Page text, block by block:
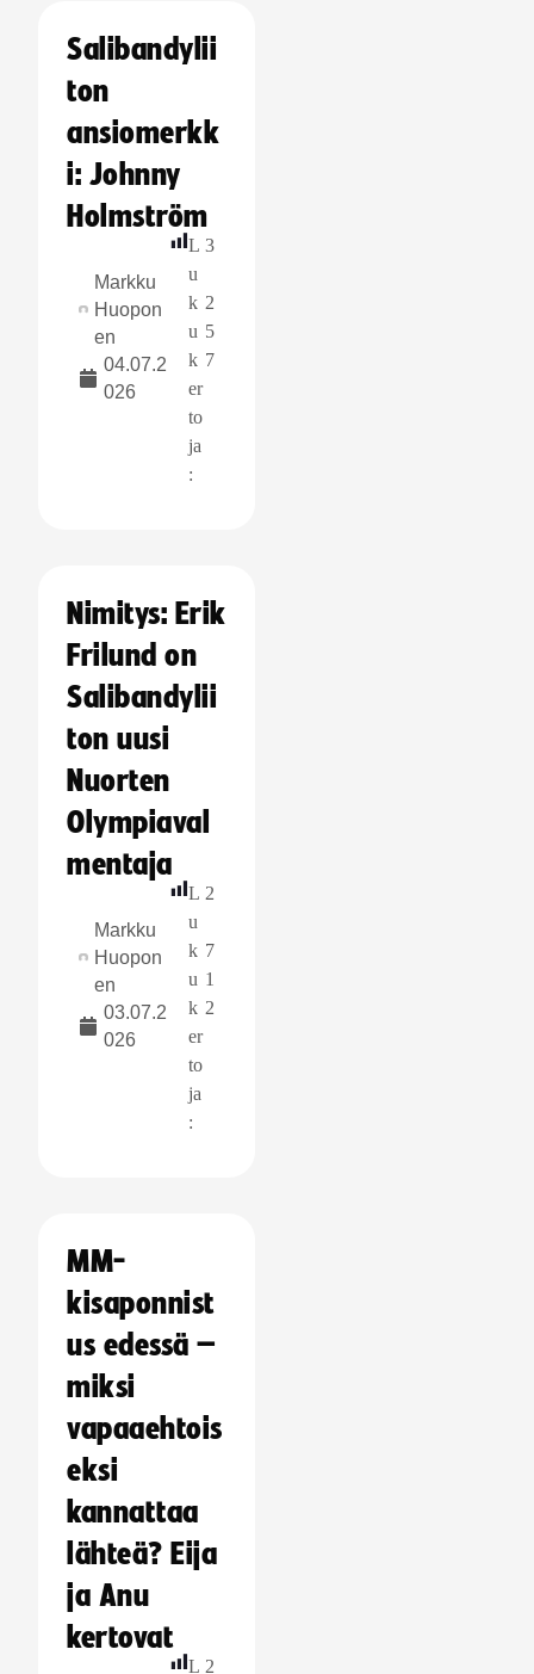
Salibandylii
ton
ansiomerkk
i: Johnny
Holmström
Markku
Huopon
en
04.07.2
026
L
u
k
u
k
er
to
ja
:
3
2
5
7
Nimitys: Erik
Frilund on
Salibandylii
ton uusi
Nuorten
Olympiaval
mentaja
Markku
Huopon
en
03.07.2
026
L
u
k
u
k
er
to
ja
:
2
7
1
2
MM-
kisaponnist
us edessä –
miksi
vapaaehtois
eksi
kannattaa
lähteä? Eija
ja Anu
kertovat
L 2